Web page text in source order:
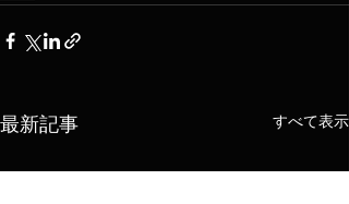
最新記事 すべて表示